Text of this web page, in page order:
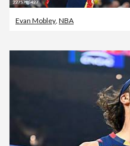
Evan Mobley, NBA